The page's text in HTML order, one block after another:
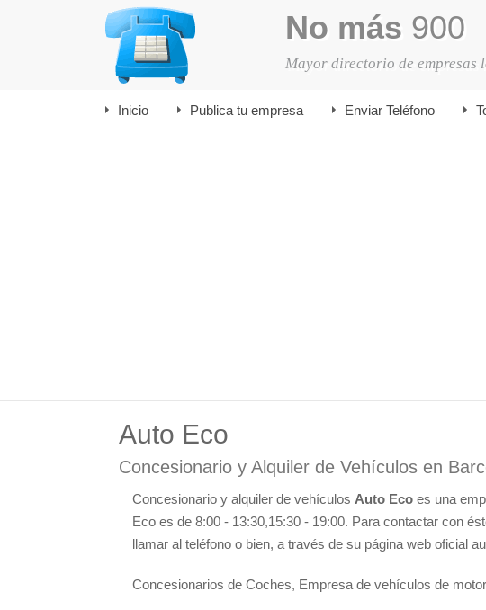
No más 900
Mayor directorio de empresas
Inicio Publica tu empresa Enviar Teléfono
Auto Eco
Concesionario y Alquiler de Vehículos en
Concesionario y alquiler de vehículos Auto Eco es una
Eco es de 8:00 - 13:30,15:30 - 19:00. Para contactar con
llamar al teléfono o bien, a través de su página web oficial
Concesionarios de Coches, Empresa de vehículos de motor